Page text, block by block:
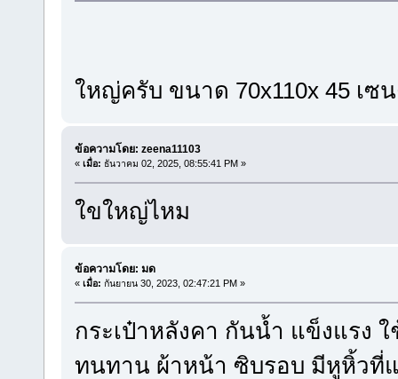
ใหญ่ครับ ขนาด 70x110x 45 เซ
ข้อความโดย: zeena11103
« เมื่อ: ธันวาคม 02, 2025, 08:55:41 PM »
ใขใหญ่ไหม
ข้อความโดย: มด
« เมื่อ: กันยายน 30, 2023, 02:47:21 PM »
กระเป๋าหลังคา กันน้ำ แข็งแรง ใ
ทนทาน ผ้าหน้า ซิบรอบ มีหูหิ้วที่